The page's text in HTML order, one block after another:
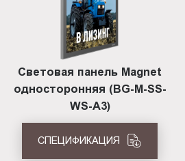
Световая панель Magnet
односторонняя (BG-M-SS-
WS-A3)
СПЕЦИФИКАЦИЯ